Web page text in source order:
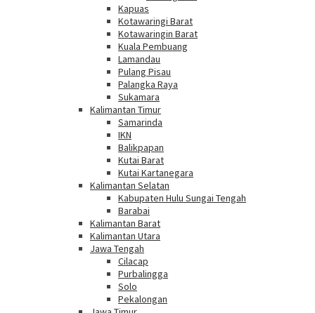
Kapuas
Kotawaringi Barat
Kotawaringin Barat
Kuala Pembuang
Lamandau
Pulang Pisau
Palangka Raya
Sukamara
Kalimantan Timur
Samarinda
IKN
Balikpapan
Kutai Barat
Kutai Kartanegara
Kalimantan Selatan
Kabupaten Hulu Sungai Tengah
Barabai
Kalimantan Barat
Kalimantan Utara
Jawa Tengah
Cilacap
Purbalingga
Solo
Pekalongan